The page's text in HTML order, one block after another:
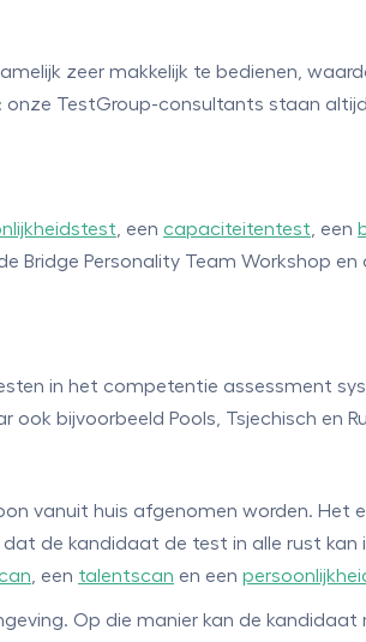
zeer makkelijk te bedienen,
onze TestGroup-consultants staan
, een capaciteitentest , een
Bridge Personality Team Workshop en
in het competentie assessment
bijvoorbeeld Pools, Tsjechisch en
vanuit huis afgenomen worden. Het
de kandidaat de test in alle rust kan
, een talentscan en een
Op die manier kan de kandidaat